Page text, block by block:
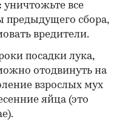
уничтожьте все
предыдущего сбора,
вредители.
посадки лука,
отодвинуть на
взрослых мух
яйца (это